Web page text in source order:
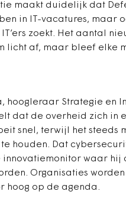
maakt duidelijk dat
in IT-vacatures, maar
zoekt. Het aantal
licht af, maar bleef elke
hoogleraar Strategie en
dat de overheid zich in
snel, terwijl het steeds
te houden. Dat
innovatiemonitor waar
Organisaties
hoog op de agenda.